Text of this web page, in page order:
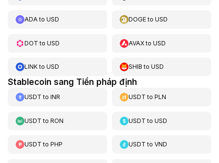
ADAto USD DOGEtoUSD
DOT to USD AVAXtoUSD
LINKto USD SHIB toUSD
Stablecoin sang Tiền pháp định
USDT to INR USDT toPLN
USDT to RON USDT toUSD
USDT to PHP USDT toVND